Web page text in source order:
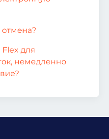
отмена?
Flex для
немедленно